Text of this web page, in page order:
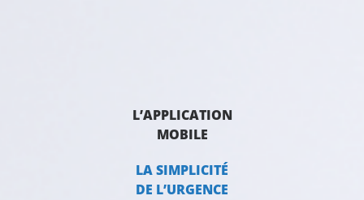
L’APPLICATION
MOBILE
LA SIMPLICITÉ
DE L’URGENCE